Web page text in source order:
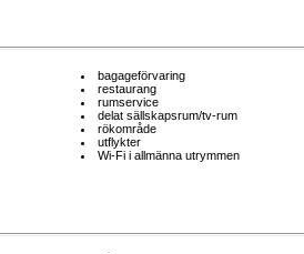
bagageförvaring
restaurang
rumservice
delat sällskapsrum/tv-rum
rökområde
utflykter
Wi-Fi i allmänna utrymmen